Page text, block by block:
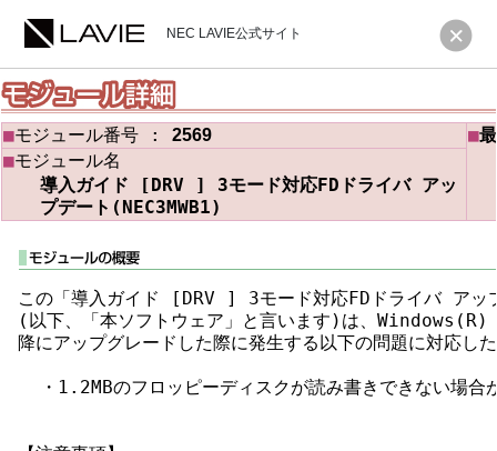
NEC LAVIE公式サイト